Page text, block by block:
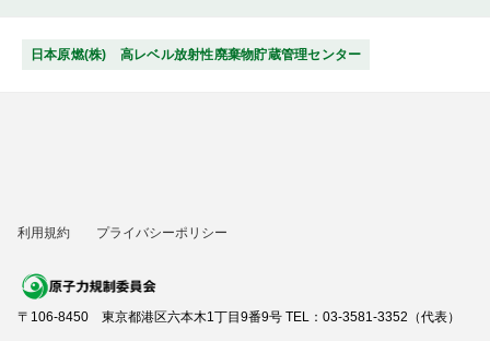
日本原燃(株) 高レベル放射性廃棄物貯蔵管理センター
利用規約 プライバシーポリシー
〒106-8450 東京都港区六本木1丁目9番9号 TEL：03-3581-3352（代表）